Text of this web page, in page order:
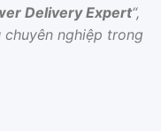
Delivery Expert“,
nghiệp trong